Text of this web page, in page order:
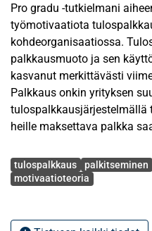
Pro gradu -tutkielmani
työmotivaatiota
kohdeorganisaatiossa.
palkkausmuoto ja sen
kasvanut merkittävästi
Palkkaus onkin yrityksen
tulospalkkausjärjestelmällä
heille maksettava palkka
tulospalkitsemisesta tullut
johtamisen työkalu.
tulospalkkauksen hyödyt ja
Avainsanat
tulospalkkaus palkitseminen
motivaatioteoria